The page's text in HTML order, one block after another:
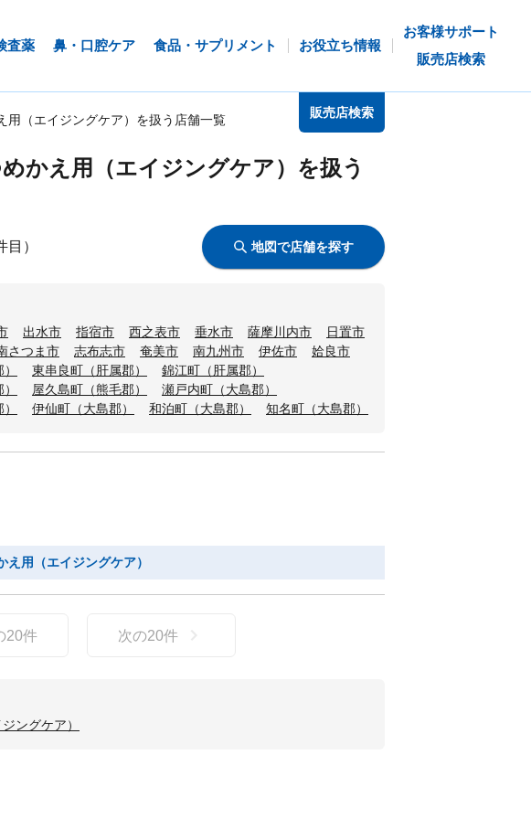
査薬 鼻・口腔ケア 食品・サプリメント お役立ち情報
お客様サポート
販売店検索
（エイジングケア）を扱う店舗一覧 販売店検索
え用（エイジングケア）を扱う
目） 地図で店舗を探す
出水市 指宿市 西之表市 垂水市 薩摩川内市
日置市
さつま市 志布志市 奄美市 南九州市 伊佐市
姶良市
東串良町（肝属郡）
錦江町（肝属郡）
屋久島町（熊毛郡）
瀬戸内町（大島郡）
伊仙町（大島郡） 和泊町（大島郡） 知名町（大島郡）
用（エイジングケア）
20件 次の20件
ングケア）